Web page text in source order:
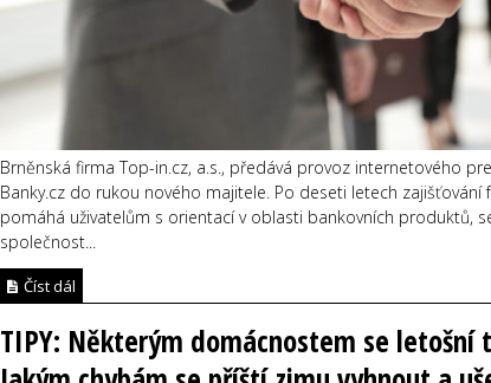
Brněnská firma Top-in.cz, a.s., předává provoz internetového
Banky.cz do rukou nového majitele. Po deseti letech
pomáhá uživatelům s orientací v oblasti bankovních produktů,
společnost...
Číst dál
TIPY: Některým domácnostem se letošní